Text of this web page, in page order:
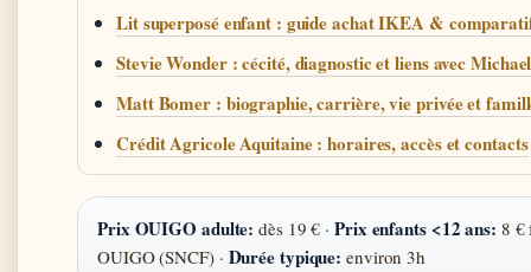
Lit superposé enfant : guide achat IKEA &
Stevie Wonder : cécité, diagnostic et liens avec
Matt Bomer : biographie, carrière, vie privée et
Crédit Agricole Aquitaine : horaires, accès et contacts
Prix OUIGO adulte: dès 19 € ·Prix enfants <12 ans: 8 €
OUIGO (SNCF) · Durée typique: environ 3h